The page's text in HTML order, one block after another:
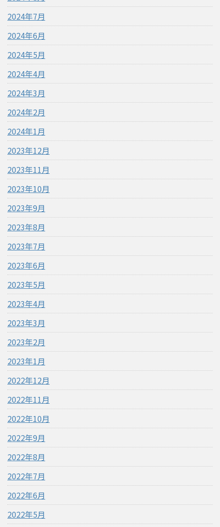
2024年7月
2024年6月
2024年5月
2024年4月
2024年3月
2024年2月
2024年1月
2023年12月
2023年11月
2023年10月
2023年9月
2023年8月
2023年7月
2023年6月
2023年5月
2023年4月
2023年3月
2023年2月
2023年1月
2022年12月
2022年11月
2022年10月
2022年9月
2022年8月
2022年7月
2022年6月
2022年5月